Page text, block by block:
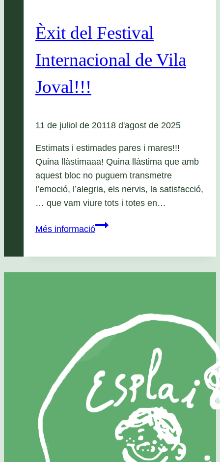
Èxit del Festival
Internacional de Vila
Joval!!!
11 de juliol de 20118 d'agost de 2025
Estimats i estimades pares i mares!!!
Quina llàstimaaa! Quina llàstima que amb
aquest bloc no puguem transmetre
l’emoció, l’alegria, els nervis, la satisfacció,
… que vam viure tots i totes en…
Més informacióÈxit